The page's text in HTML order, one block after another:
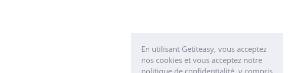
En utilisant Getiteasy, vous acceptez
nos cookies et vous acceptez notre
politique de confidentialité, y compris